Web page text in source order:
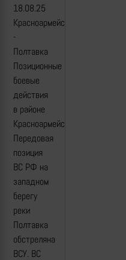
18.08.25
Красноармейск
-
Полтавка
Позиционные
боевые
действия
в районе
Красноармейска.
Передовая
позиция
ВС РФ на
западном
берегу
реки
Полтавка
обстреляна
ВСУ. ВС